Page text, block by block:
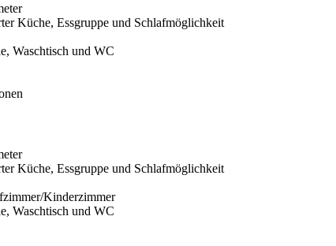
Küche, Essgruppe und Schlafmöglichkeit
Waschtisch und WC
Küche, Essgruppe und Schlafmöglichkeit
Kinderzimmer
Waschtisch und WC